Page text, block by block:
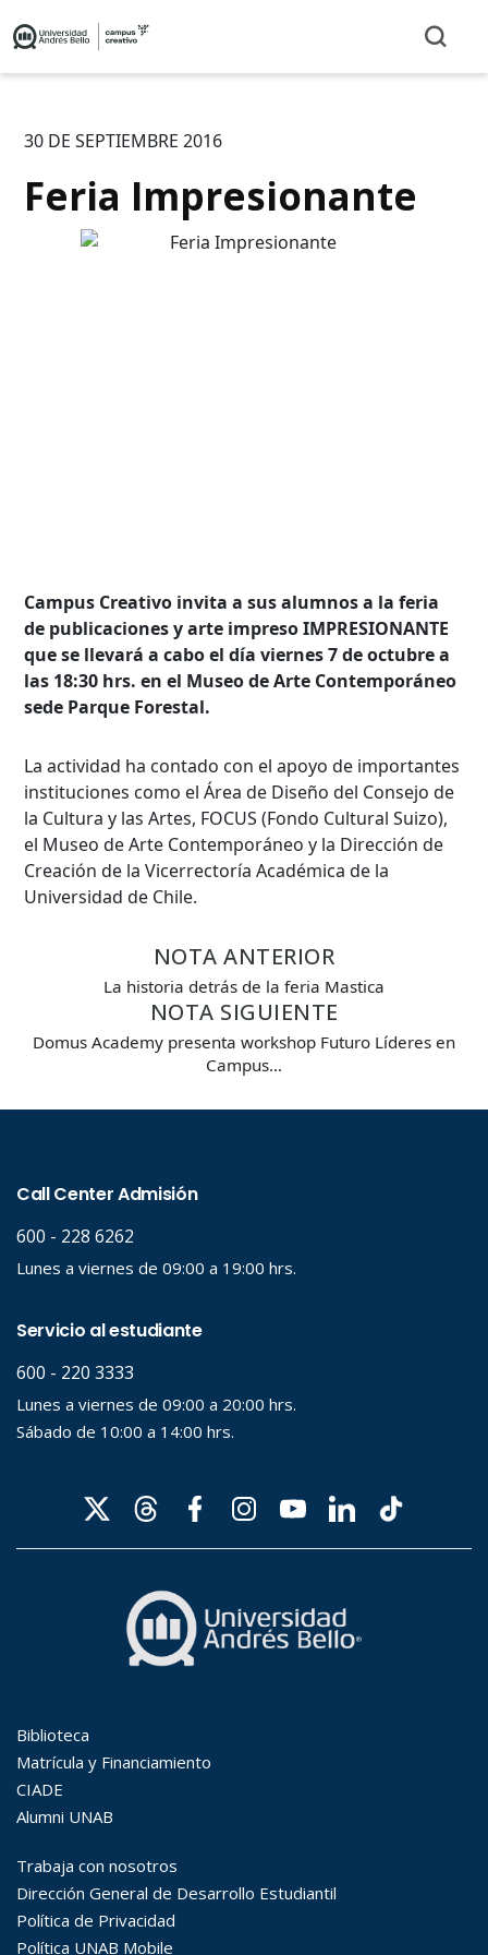
30 DE SEPTIEMBRE 2016
Feria Impresionante
Campus Creativo invita a sus alumnos a la feria
de publicaciones y arte impreso IMPRESIONANTE
que se llevará a cabo el día viernes 7 de octubre a
las 18:30 hrs. en el Museo de Arte Contemporáneo
sede Parque Forestal.
La actividad ha contado con el apoyo de importantes
instituciones como el Área de Diseño del Consejo de
la Cultura y las Artes, FOCUS (Fondo Cultural Suizo),
el Museo de Arte Contemporáneo y la Dirección de
Creación de la Vicerrectoría Académica de la
Universidad de Chile.
NOTA ANTERIOR
La historia detrás de la feria Mastica
NOTA SIGUIENTE
Domus Academy presenta workshop Futuro Líderes en
Campus…
Búsqueda Avanzada
Palabra clave
Desde...